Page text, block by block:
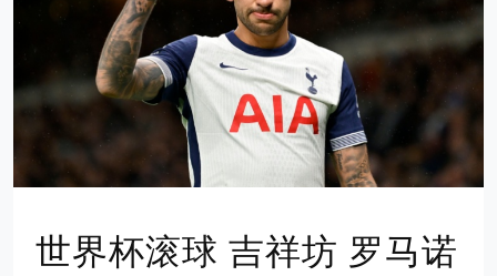
世界杯滚球 吉祥坊 罗马诺